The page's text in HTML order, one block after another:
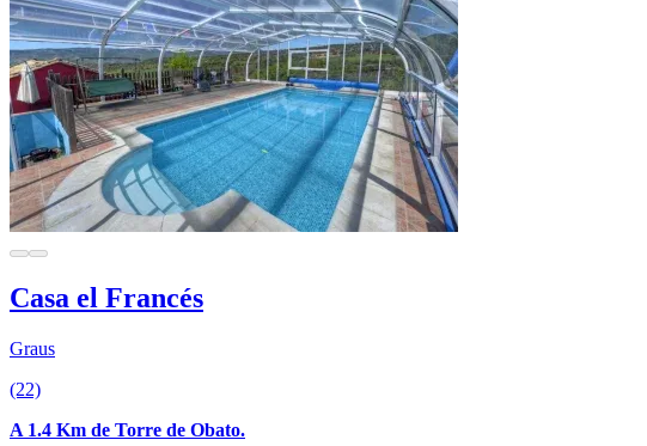
Casa el Francés
Graus
(22)
A 1.4 Km de Torre de Obato.